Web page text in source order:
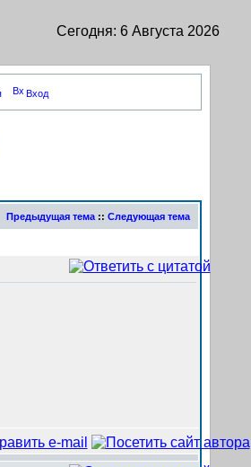
Сегодня: 6 Августа 2026
Вход
Предыдущая тема:: Следующая тема